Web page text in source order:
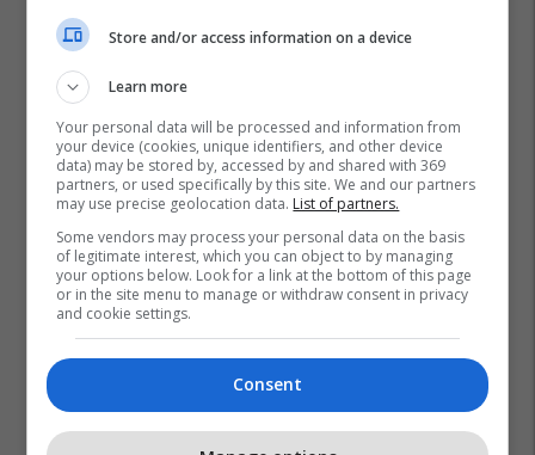
Store and/or access information on a device
Learn more
Your personal data will be processed and information from
your device (cookies, unique identifiers, and other device
data) may be stored by, accessed by and shared with 369
partners, or used specifically by this site. We and our partners
may use precise geolocation data. List of partners.
Some vendors may process your personal data on the basis
of legitimate interest, which you can object to by managing
your options below. Look for a link at the bottom of this page
or in the site menu to manage or withdraw consent in privacy
and cookie settings.
Consent